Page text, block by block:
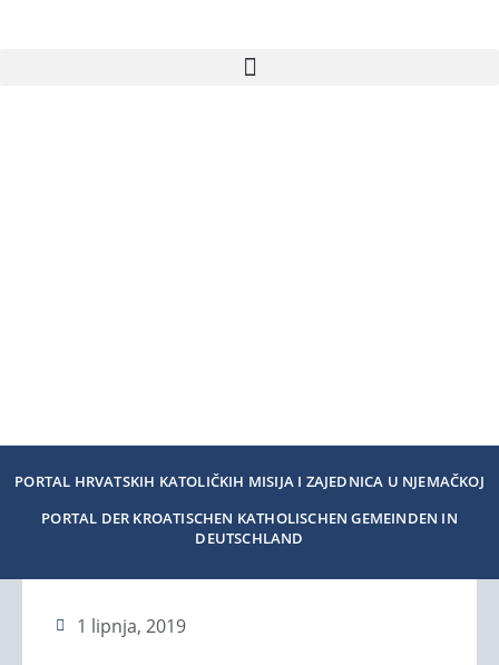
PORTAL HRVATSKIH KATOLIČKIH MISIJA I ZAJEDNICA U NJEMAČKOJ
PORTAL DER KROATISCHEN KATHOLISCHEN GEMEINDEN IN
DEUTSCHLAND
1 lipnja, 2019